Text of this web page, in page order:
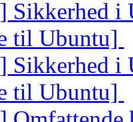
Sikkerhed i
til Ubuntu]
Sikkerhed i
til Ubuntu]